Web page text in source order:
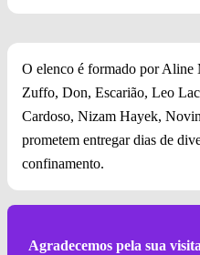
O elenco é formado por
Zuffo, Don, Escarião, Leo
Cardoso, Nizam Hayek,
prometem entregar dias de
confinamento.
Agradecemos pela sua